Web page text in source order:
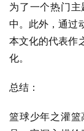
为了一个热门
中。此外，通过
本文化的代表作
化。
总结：
篮球少年之灌